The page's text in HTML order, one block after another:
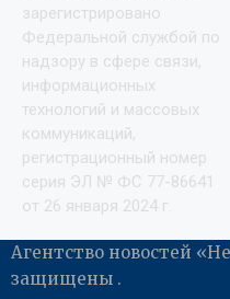
зарегистрировано
Федеральной службой по
надзору в сфере связи,
информационных
технологий и массовых
коммуникаций,
регистрационный номер
серия ЭЛ № ФС 77-86641
от 26 января 2024 г.
Агентство новостей
защищены .